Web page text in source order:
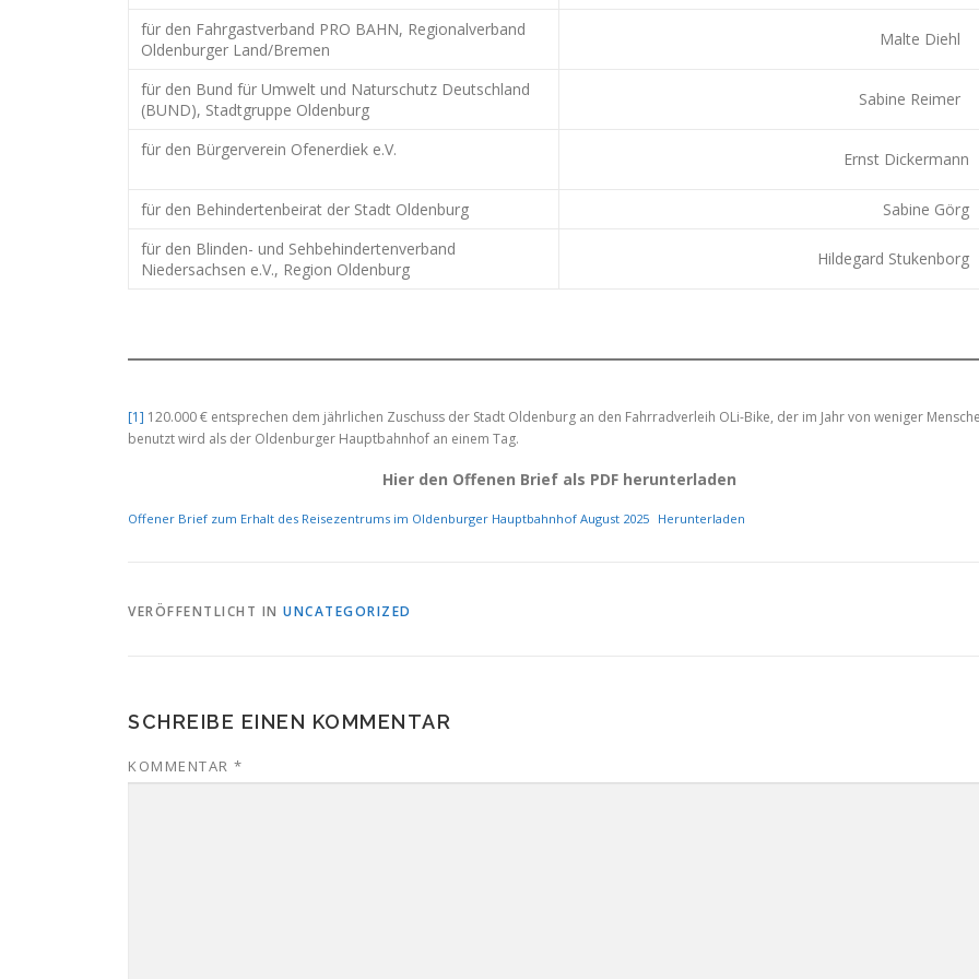
für den Fahrgastverband PRO BAHN, Regionalverband
Oldenburger Land/Bremen
Malte Diehl
für den Bund für Umwelt und Naturschutz Deutschland
(BUND), Stadtgruppe Oldenburg
Sabine Reimer
für den Bürgerverein Ofenerdiek e.V. Ernst Dickermann
für den Behindertenbeirat der Stadt Oldenburg
Sabine Görg
für den Blinden- und Sehbehindertenverband
Niedersachsen e.V., Region Oldenburg
Hildegard Stukenborg
[1] 120.000 € entsprechen dem jährlichen Zuschuss der Stadt Oldenburg an den Fahrradverleih OLi-Bike, der im Jahr von weniger
benutzt wird als der Oldenburger Hauptbahnhof an einem Tag.
Hier den Offenen Brief als PDF herunterladen
Offener Brief zum Erhalt des Reisezentrums im Oldenburger Hauptbahnhof August 2025 Herunterladen
VERÖFFENTLICHT IN UNCATEGORIZED
SCHREIBE EINEN KOMMENTAR
KOMMENTAR *